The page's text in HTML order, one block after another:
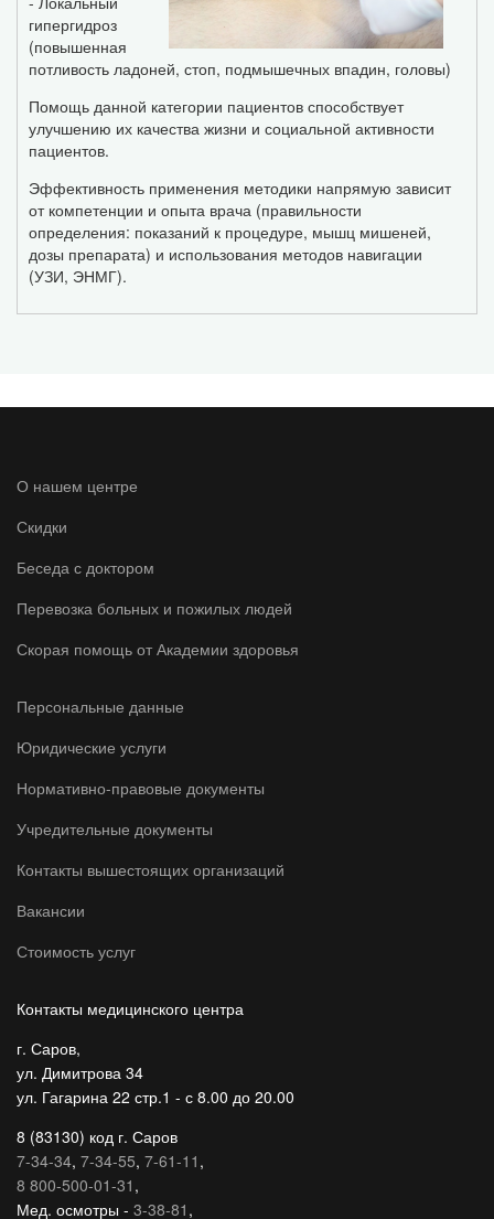
гипергидроз
(повышенная
потливость ладоней, стоп, подмышечных впадин, головы)
Помощь данной категории пациентов способствует
улучшению их качества жизни и социальной активности
пациентов.
Эффективность применения методики напрямую зависит
от компетенции и опыта врача (правильности
определения: показаний к процедуре, мышц мишеней,
дозы препарата) и использования методов навигации
(УЗИ, ЭНМГ).
О нашем центре
Скидки
Беседа с доктором
Перевозка больных и пожилых людей
Скорая помощь от Академии здоровья
Персональные данные
Юридические услуги
Нормативно-правовые документы
Учредительные документы
Контакты вышестоящих организаций
Вакансии
Стоимость услуг
Контакты медицинского центра
г. Саров,
ул. Димитрова 34
ул. Гагарина 22 стр.1 - с 8.00 до 20.00
8 (83130) код г. Саров
7-34-34, 7-34-55, 7-61-11 ,
8 800-500-01-31 ,
Мед. осмотры - 3-38-81 ,